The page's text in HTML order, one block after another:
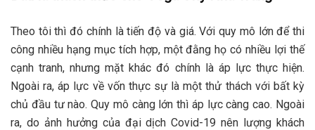
Theo tôi thì đó chính là tiến độ và giá. Với quy mô lớn để thi
công nhiều hạng mục tích hợp, một đằng họ có nhiều lợi thế
cạnh tranh, nhưng mặt khác đó chính là áp lực thực hiện.
Ngoài ra, áp lực về vốn thực sự là một thử thách với bất kỳ
chủ đầu tư nào. Quy mô càng lớn thì áp lực càng cao. Ngoài
ra, do ảnh hưởng của đại dịch Covid-19 nên lượng khách